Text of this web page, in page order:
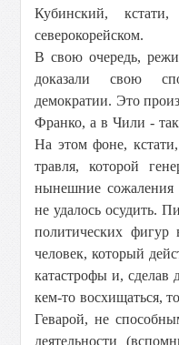
Кубинский,
северокорейском.
В свою очередь,
доказали свою
демократии. Это
Франко, а в Чили -
На этом фоне,
травля, которой
нынешние сожаления
не удалось осудить.
политических
человек, который
катастрофы и, сделав
кем-то восхищаться,
Геварой, не
деятельности